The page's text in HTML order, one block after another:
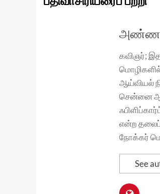
கவிஞர்;
ஆய்வியல்
சென்னை
என்ற
நோக்கர்
See